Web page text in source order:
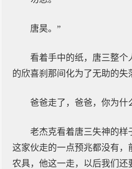
唐昊。”
看着手中的纸，唐三整个
的欣喜刹那间化为了无助的失
爸爸走了，爸爸，你为什
老杰克看着唐三失神的样
这家伙走的一点预兆都没有，
农具，他这一走，以后我们还